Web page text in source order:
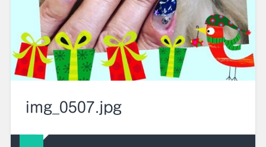
img_0507.jpg